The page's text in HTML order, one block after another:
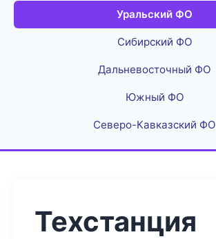
Уральский ФО
Сибирский ФО
Дальневосточный ФО
Южный ФО
Северо-Кавказский ФО
Техстанция